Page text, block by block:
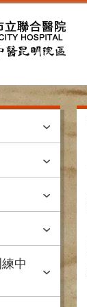
中